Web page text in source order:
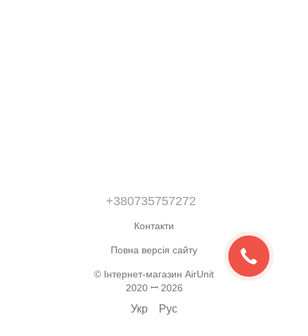
+380735757272
Контакти
Повна версія сайту
© Інтернет-магазин AirUnit
2020 ꟷ 2026
Укр Рус